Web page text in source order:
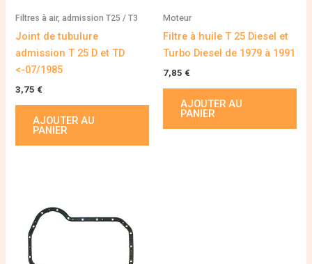
Filtres à air, admission T25 / T3
Joint de tubulure
admission T 25 D et TD
<-07/1985
3,75 €
AJOUTER AU
PANIER
Moteur
Filtre à huile T 25 Diesel et
Turbo Diesel de 1979 à 1991
7,85 €
AJOUTER AU
PANIER